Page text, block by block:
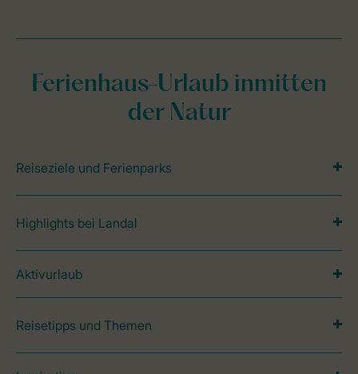
Ferienhaus-Urlaub inmitten
der Natur
Reiseziele und Ferienparks
Highlights bei Landal
Aktivurlaub
Reisetipps und Themen